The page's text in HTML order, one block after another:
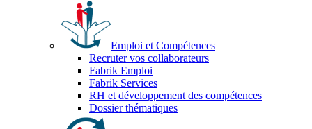
Emploi et Compétences
Recruter vos collaborateurs
Fabrik Emploi
Fabrik Services
RH et développement des compétences
Dossier thématiques